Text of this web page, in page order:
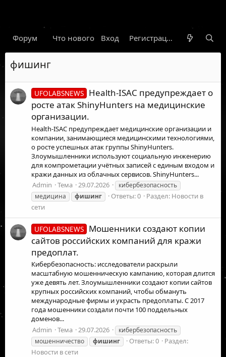
Форум Что нового Гарант Новости
Вход Регистрация
фишинг
UFOLABSNEWS Health-ISAC предупреждает о
росте атак ShinyHunters на медицинские
организации.
Health-ISAC предупреждает медицинские организации и
компании, занимающиеся медицинскими технологиями,
о росте успешных атак группы ShinyHunters.
Злоумышленники используют социальную инженерию
для компрометации учётных записей с единым входом и
кражи данных из облачных сервисов. ShinyHunters...
Admin
Тема 29.07.2026
кибербезопасность
медицина
фишинг Ответы: 0 Раздел: Новости в
сети
UFOLABSNEWS Мошенники создают копии
сайтов российских компаний для кражи
предоплат.
Кибербезопасность: исследователи раскрыли
масштабную мошенническую кампанию, которая длится
уже девять лет. Злоумышленники создают копии сайтов
крупных российских компаний, чтобы обмануть
международные фирмы и украсть предоплаты. С 2017
года мошенники создали почти 100 поддельных
доменов...
Admin
Тема 29.07.2026
кибербезопасность
мошенничество
фишинг Ответы: 0
Раздел:
Новости в сети